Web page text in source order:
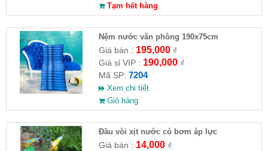
Tạm hết hàng
Nệm nước văn phòng 190x75cm
Giá bán : 195,000₫
Giá sỉ VIP : 190,000₫
Mã SP: 7204
Xem chi tiết
Giỏ hàng
Đầu vòi xịt nước có bơm áp lực
Giá bán : 14,000₫